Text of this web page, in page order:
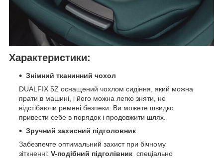
Характеристики:
Знімний тканинний чохол
DUALFIX 5Z оснащений чохлом сидіння, який можна
прати в машині, і його можна легко зняти, не
відстібаючи ремені безпеки. Ви можете швидко
привести себе в порядок і продовжити шлях.
Зручний захисний підголовник
Забезпечте оптимальний захист при бічному
зіткненні: V-подібний підголівник спеціально